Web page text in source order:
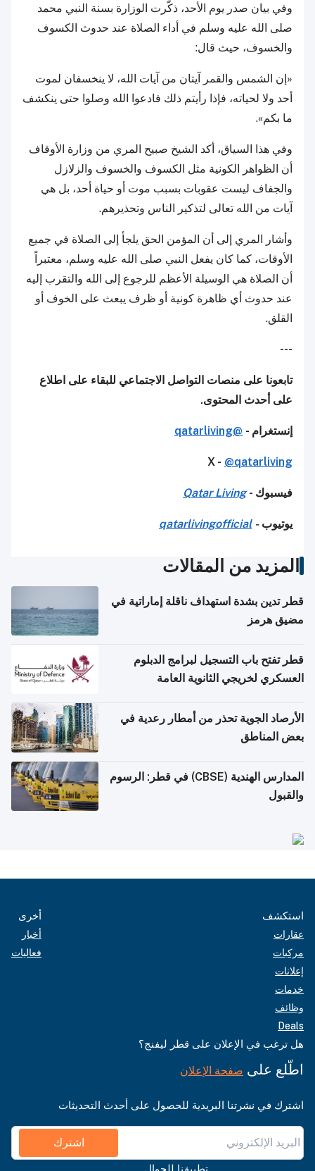
وفي بيان صدر يوم الأحد، ذكّرت الوزارة بسنة النبي محمد
صلى الله عليه وسلم في أداء الصلاة عند حدوث الكسوف
والخسوف، حيث قال:
«إن الشمس والقمر آيتان من آيات الله، لا ينخسفان لموت
أحد ولا لحياته، فإذا رأيتم ذلك فادعوا الله وصلوا حتى ينكشف
ما بكم».
وفي هذا السياق، أكد الشيخ صبيح المري من وزارة الأوقاف
أن الظواهر الكونية مثل الكسوف والخسوف والزلازل
والجفاف ليست عقوبات بسبب موت أو حياة أحد، بل هي
آيات من الله تعالى لتذكير الناس وتحذيرهم.
وأشار المري إلى أن المؤمن الحق يلجأ إلى الصلاة في جميع
الأوقات، كما كان يفعل النبي صلى الله عليه وسلم، معتبراً
أن الصلاة هي الوسيلة الأعظم للرجوع إلى الله والتقرب إليه
عند حدوث أي ظاهرة كونية أو ظرف يبعث على الخوف أو
القلق.
---
تابعونا على منصات التواصل الاجتماعي للبقاء على اطلاع
على أحدث المحتوى.
إنستغرام - @qatarliving
X - @qatarliving
فيسبوك -Qatar Living
يوتيوب-
qatarlivingofficial
المزيد من المقالات
قطر تدين بشدة استهداف ناقلة إماراتية في
مضيق هرمز
قطر تفتح باب التسجيل لبرامج الدبلوم
العسكري لخريجي الثانوية العامة
الأرصاد الجوية تحذر من أمطار رعدية في
بعض المناطق
المدارس الهندية (CBSE) في قطر: الرسوم
والقبول
استكشف
عقارات
مركبات
إعلانات
خدمات
وظائف
Deals
أخرى
أخبار
فعاليات
هل ترغب في الإعلان على قطر ليفنج؟
اطّلع على صفحة الإعلان
اشترك في نشرتنا البريدية للحصول على أحدث التحديثات
اشترك
تطبيقنا للجوال